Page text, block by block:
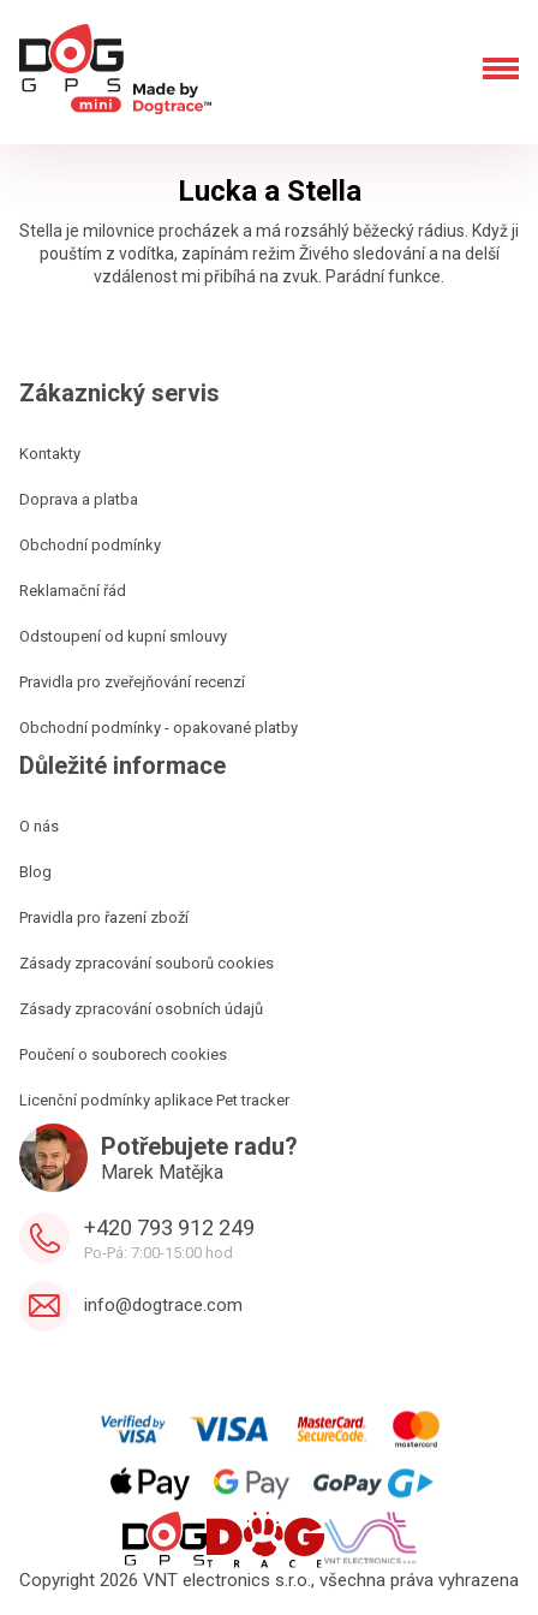
Lucka a Stella
Stella je milovnice procházek a má rozsáhlý běžecký rádius. Když ji
pouštím z vodítka, zapínám režim Živého sledování a na delší
vzdálenost mi přibíhá na zvuk. Parádní funkce.
Zákaznický servis
Kontakty
Doprava a platba
Obchodní podmínky
Reklamační řád
Odstoupení od kupní smlouvy
Pravidla pro zveřejňování recenzí
Obchodní podmínky - opakované platby
Důležité informace
O nás
Blog
Pravidla pro řazení zboží
Zásady zpracování souborů cookies
Zásady zpracování osobních údajů
Poučení o souborech cookies
Licenční podmínky aplikace Pet tracker
Potřebujete radu?
Marek Matějka
+420 793 912 249
Po-Pá: 7:00-15:00 hod
info@dogtrace.com
Copyright 2026 VNT electronics s.r.o., všechna práva vyhrazena